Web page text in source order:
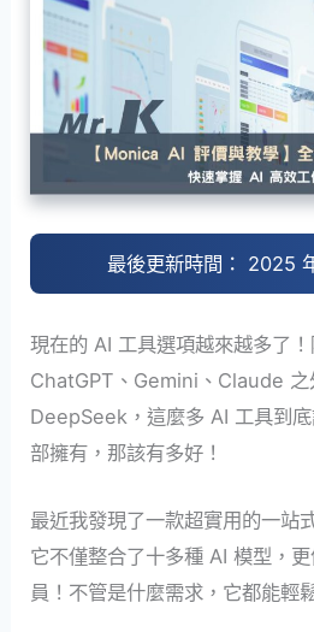
最後更新時間： 2025
現在的 AI 工具選項越來越多了
ChatGPT、Gemini、Claude 之
DeepSeek，這麼多 AI 工具到
部擁有，那該有多好！
最近我發現了一款超實用的一站
它不僅整合了十多種 AI 模型，
員！不管是什麼需求，它都能輕